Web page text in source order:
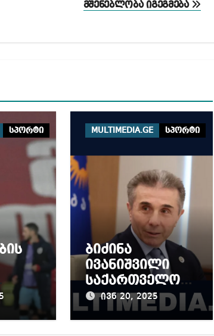
მშენებლობა იგეგმება
სპორტი
რა
MULTIMEDIA.GE სპორტი
ბიძინა
ივანიშვილი
საქართველოს
ძიუდოისტთა
ნაკრებს
ივნ 20, 2025